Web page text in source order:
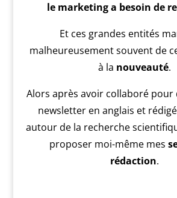
le marketing a besoin de
Et ces grandes entités
malheureusement souvent de
à la nouveauté.
Alors après avoir collaboré
newsletter en anglais et
autour de la recherche
proposer moi-même mes
rédaction.